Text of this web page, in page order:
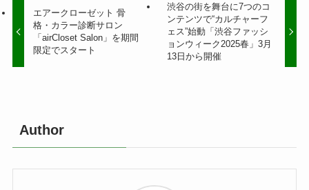
エアークローゼット 骨
格・カラー診断サロン
「airCloset Salon」を期間
限定でスタート
渋谷の街を舞台に7つのコ
ンテンツで“カルチャーフ
ェス”始動「渋谷ファッシ
ョンウィーク2025春」3月
13日から開催
Author